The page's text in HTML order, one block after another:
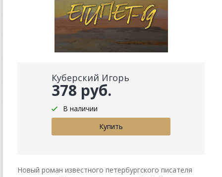
Куберский Игорь
378 руб.
В наличии
Новый роман известного петербургского писателя